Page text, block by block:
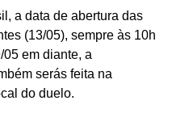
a data de abertura das
(13/05), sempre às 10h
em diante, a
serás feita na
do duelo.